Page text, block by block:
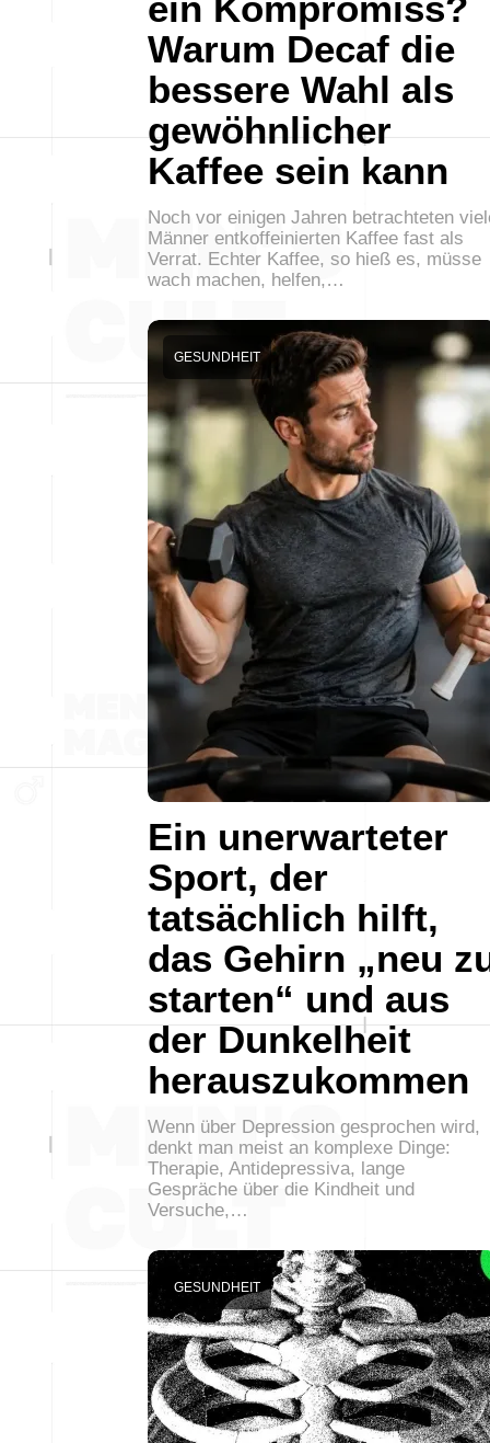
Warum Decaf die
bessere Wahl als
gewöhnlicher
Kaffee sein kann
Noch vor einigen Jahren betrachteten
Männer entkoffeinierten Kaffee fast als
Verrat. Echter Kaffee, so hieß es, müsse
wach machen, helfen,…
Ein unerwarteter
Sport, der
tatsächlich hilft,
das Gehirn „neu
starten“ und aus
der Dunkelheit
herauszukommen
GESUNDHEIT
Wenn über Depression gesprochen wird,
denkt man meist an komplexe Dinge:
Therapie, Antidepressiva, lange
Gespräche über die Kindheit und
Versuche,…
GESUNDHEIT